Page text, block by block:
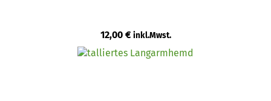
12,00 € inkl.Mwst.